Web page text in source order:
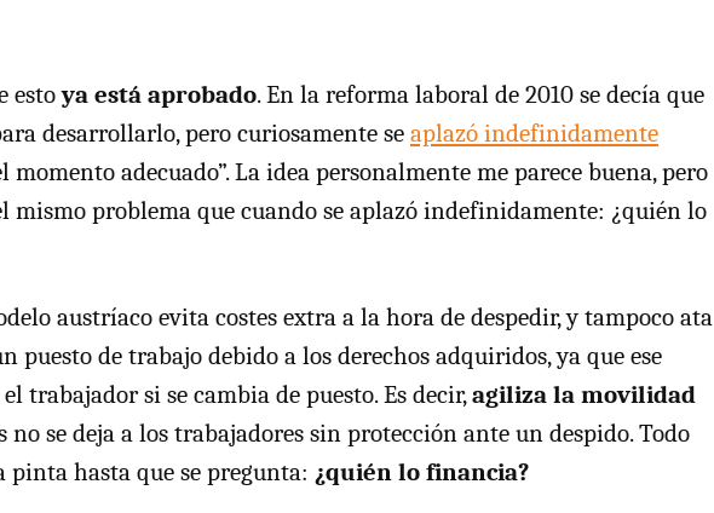
estoya está aprobado. En la reforma laboral de 2010 se decía que
desarrollarlo, pero curiosamente se aplazó indefinidamente
momento adecuado”. La idea personalmente me parece buena, pero
mismo problema que cuando se aplazó indefinidamente: ¿quién lo
austríaco evita costes extra a la hora de despedir, y tampoco ata
puesto de trabajo debido a los derechos adquiridos, ya que ese
trabajador si se cambia de puesto. Es decir,agiliza la movilidad
no se deja a los trabajadores sin protección ante un despido. Todo
pinta hasta que se pregunta: ¿quién lo financia?